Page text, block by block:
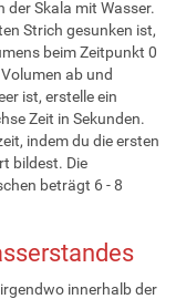
der Skala mit Wasser.
Strich gesunken ist,
beim Zeitpunkt 0
ab und
ist, erstelle ein
Zeit in Sekunden.
indem du die ersten
bildest. Die
beträgt 6 - 8
innerhalb der